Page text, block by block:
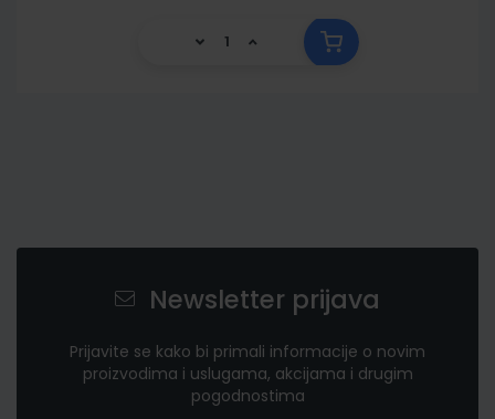
Newsletter prijava
Prijavite se kako bi primali informacije o novim
proizvodima i uslugama, akcijama i drugim
pogodnostima